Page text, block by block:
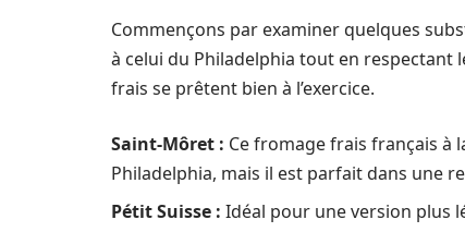
Commençons par examiner quelques
à celui du Philadelphia tout en respectant
frais se prêtent bien à l’exercice.
Saint-Môret : Ce fromage frais français à
Philadelphia, mais il est parfait dans une
Pétit Suisse : Idéal pour une version plus